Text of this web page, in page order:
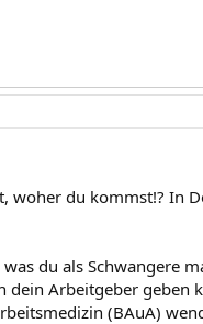
woher du kommst!? In
du als Schwangere
dein Arbeitgeber geben
(BAuA)